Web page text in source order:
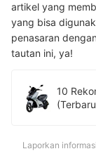
artikel yang
yang bisa
penasaran
tautan ini, ya!
10
Laporkan